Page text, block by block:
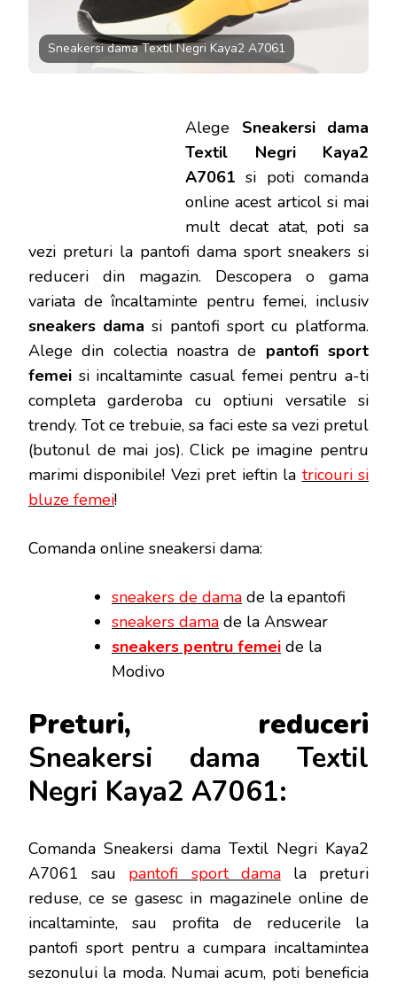
Sneakersi dama Textil Negri Kaya2 A7061
Alege Sneakersi dama
Textil Negri Kaya2
A7061 si poti comanda
online acest articol si mai
mult decat atat, poti sa
vezi preturi la pantofi dama sport sneakers si
reduceri din magazin. Descopera o gama
variata de încaltaminte pentru femei, inclusiv
sneakers dama si pantofi sport cu platforma.
Alege din colectia noastra de pantofi sport
femei si incaltaminte casual femei pentru a-ti
completa garderoba cu optiuni versatile si
trendy.Tot ce trebuie, sa faci este sa vezi pretul
(butonul de mai jos). Click pe imagine pentru
marimi disponibile! Vezi pret ieftin la tricouri si
bluze femei!
Comanda online sneakersi dama:
sneakers de dama de la epantofi
sneakers dama de la Answear
sneakers pentru femei de la
Modivo
Preturi, reduceri
Sneakersi dama Textil
Negri Kaya2 A7061:
Comanda Sneakersi dama Textil Negri Kaya2
A7061 sau pantofi sport damala preturi
reduse, ce se gasesc in magazinele online de
incaltaminte, sau profita de reducerile la
pantofi sport pentru a cumpara incaltamintea
sezonului la moda. Numai acum, poti beneficia